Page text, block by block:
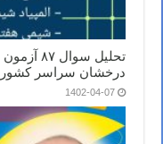
تحلیل
درخشان سراسر کشور در
1402-04-07